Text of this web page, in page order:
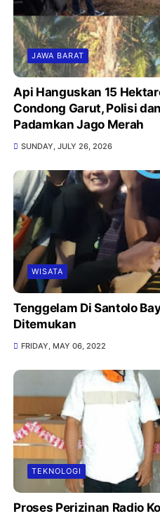
JAWA BARAT
Api Hanguskan 15
Condong Garut, Polisi
Padamkan Jago Merah
SUNDAY, JULY 26, 2026
WISATA
Tenggelam Di Santolo Bayu Aditya
Ditemukan
FRIDAY, MAY 06, 2022
TEKNOLOGI
Proses Perizinan Radio